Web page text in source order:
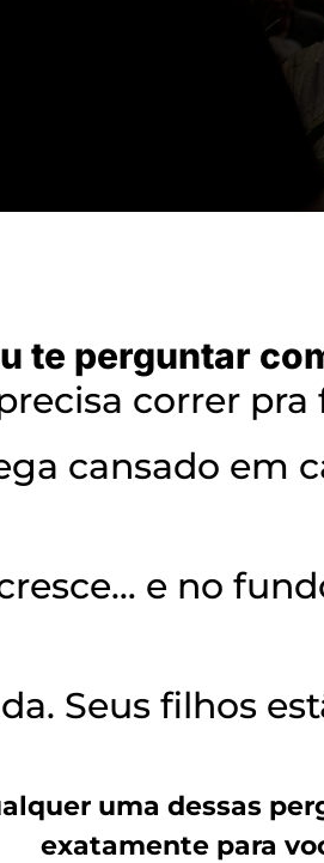
te perguntar
correr
cansado em
e no
Seus filhos
uma dessas
exatamente para